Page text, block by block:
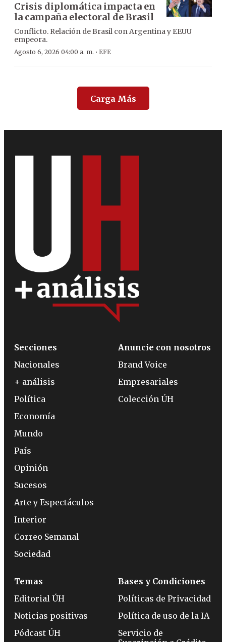
Crisis diplomática impacta en
la campaña electoral de Brasil
Conflicto. Relación de Brasil con Argentina y EEUU
empeora.
Agosto 6, 2026 04:00 a. m. · EFE
Carga Más
Secciones
Nacionales
+ análisis
Política
Economía
Mundo
País
Opinión
Sucesos
Arte y Espectáculos
Interior
Correo Semanal
Sociedad
Anuncie con nosotros
Brand Voice
Empresariales
Colección ÚH
Temas
Editorial ÚH
Noticias positivas
Pódcast ÚH
Bases y Condiciones
Políticas de Privacidad
Política de uso de la IA
Servicio de